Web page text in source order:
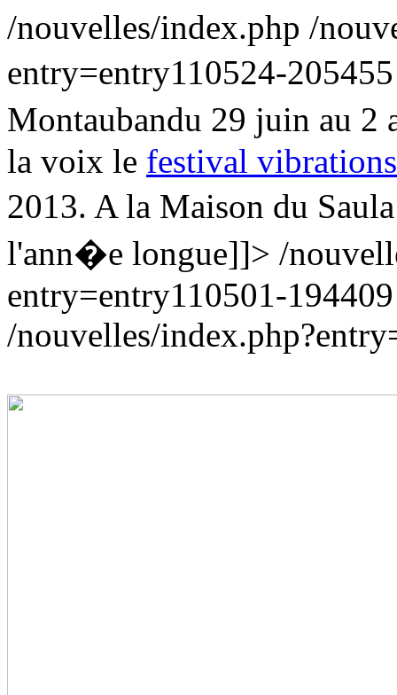
/nouvelles/index.php /
entry=entry110524-
Montaubandu 29 juin au 2
la voix le festival
2013. A la Maison du
l'ann�e longue]]> /
entry=entry110501-
/nouvelles/